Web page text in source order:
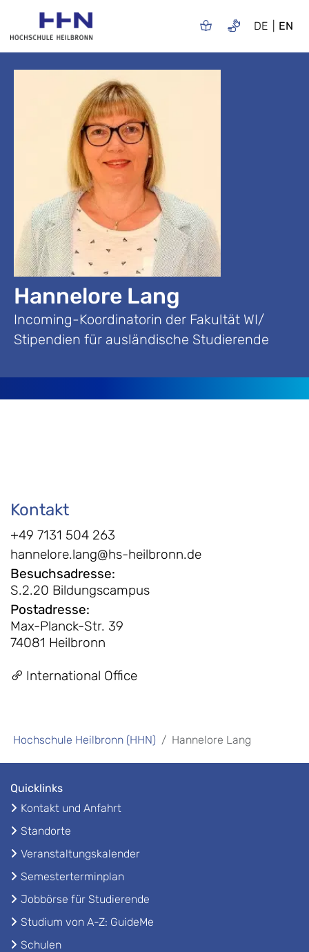
DE EN
Hannelore Lang
Incoming-Koordinatorin der Fakultät WI/
Stipendien für ausländische Studierende
Kontakt
+49 7131 504 263
hannelore.lang@hs-heilbronn.de
Besuchsadresse:
S.2.20 Bildungscampus
Postadresse:
Max-Planck-Str. 39
74081 Heilbronn
International Office
Hochschule Heilbronn (HHN) Hannelore Lang
Quicklinks
Kontakt und Anfahrt
Standorte
Veranstaltungskalender
Semesterterminplan
Jobbörse für Studierende
Studium von A-Z: GuideMe
Schulen